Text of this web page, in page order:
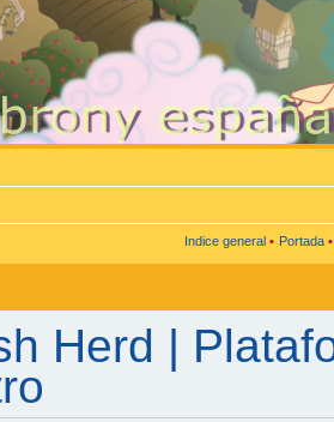
Indice general • Portada
Herd |